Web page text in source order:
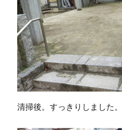
清掃後。すっきりしました。